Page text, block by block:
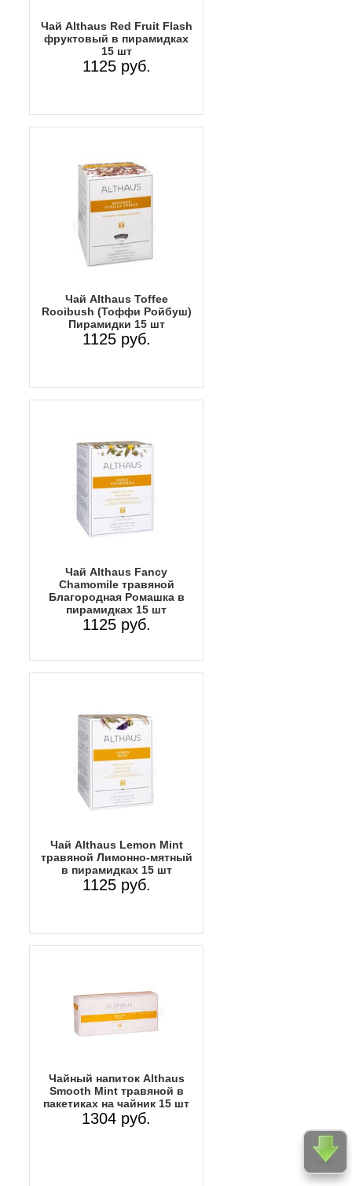
Чай Althaus Red Fruit Flash
фруктовый в пирамидках
15 шт
1125 руб.
Чай Althaus Toffee
Rooibush (Тоффи Ройбуш)
Пирамидки 15 шт
1125 руб.
Чай Althaus Fancy
Chamomile травяной
Благородная Ромашка в
пирамидках 15 шт
1125 руб.
Чай Althaus Lemon Mint
травяной Лимонно-мятный
в пирамидках 15 шт
1125 руб.
Чайный напиток Althaus
Smooth Mint травяной в
пакетиках на чайник 15 шт
1304 руб.